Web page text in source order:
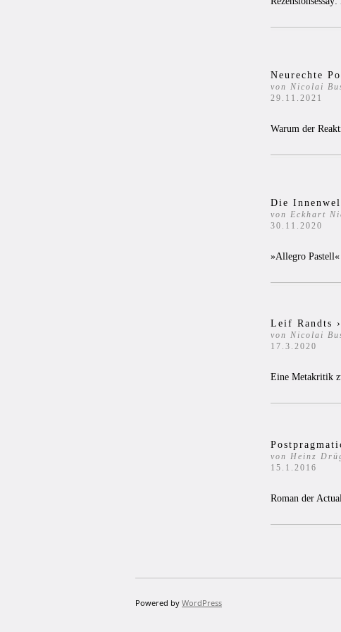
Neurechte
von Nicolai
29.11.2021
Warum der
Die
von Eckhart
30.11.2020
»Allegro
Leif Randts
von Nicolai
17.3.2020
Eine Metakritik
von Heinz
15.1.2016
Roman der
Powered by WordPress